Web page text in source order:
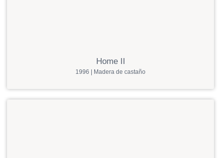
Home II
1996 | Madera de castaño